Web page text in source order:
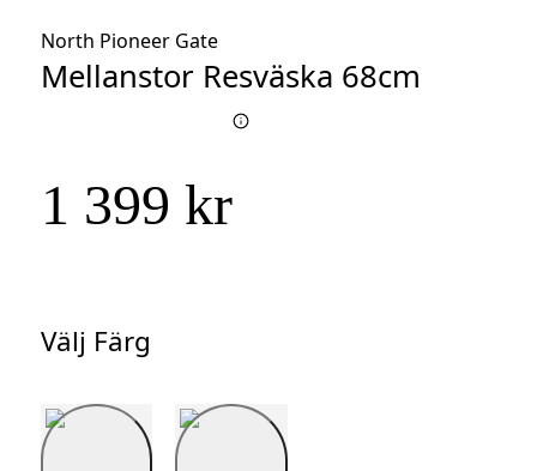
North Pioneer Gate
Mellanstor Resväska 68cm
1 399 kr
Välj Färg
Välj Färg